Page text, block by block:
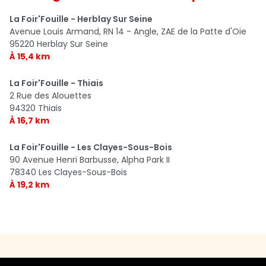
La Foir'Fouille - Herblay Sur Seine
Avenue Louis Armand, RN 14 - Angle, ZAE de la Patte d'Oie
95220 Herblay Sur Seine
À 15,4 km
La Foir'Fouille - Thiais
2 Rue des Alouettes
94320 Thiais
À 16,7 km
La Foir'Fouille - Les Clayes-Sous-Bois
90 Avenue Henri Barbusse, Alpha Park II
78340 Les Clayes-Sous-Bois
À 19,2 km